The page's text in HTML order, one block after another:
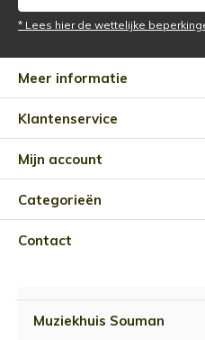
* Lees hier de wettelijke
Meer informatie
Klantenservice
Mijn account
Categorieën
Contact
Muziekhuis Souman